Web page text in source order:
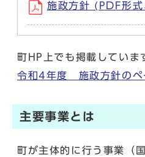
施政方針 (PDF形
町HP上でも掲載していま
令和4年度 施政方針のペ
主要事業とは
町が主体的に行う事業（